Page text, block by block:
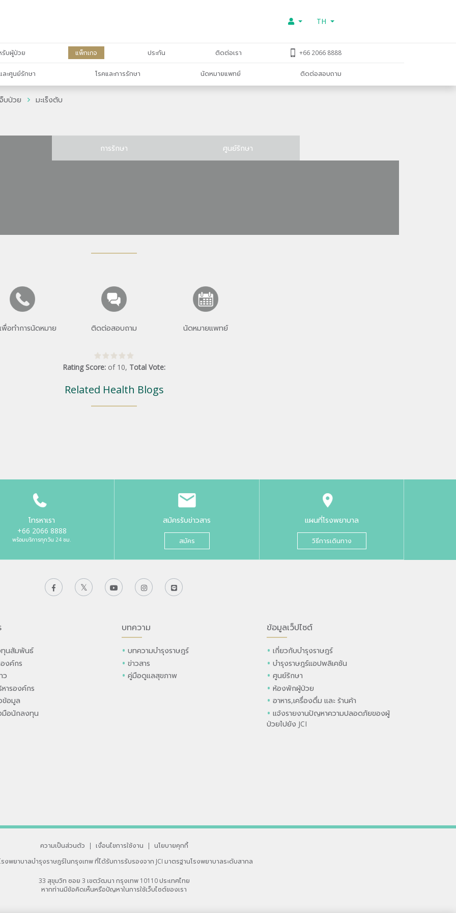
TH
รับผู้ป่วย แพ็กเกจ ประกัน ติดต่อเรา +66 2066 8888
ะศูนย์รักษา โรคและการรักษา นัดหมายแพทย์ ติดต่อสอบถาม
จ็บป่วย มะเร็งตับ
การรักษา ศูนย์รักษา
พื่อทำการนัดหมาย ติดต่อสอบถาม นัดหมายแพทย์
Rating Score: of 10, Total Vote:
Related Health Blogs
โทรหาเรา
+66 2066 8888
พร้อมบริการทุกวัน 24 ชม.
สมัครรับข่าวสาร
สมัคร
แผนที่โรงพยาบาล
วิธีการเดินทาง
นสัมพันธ์
งค์กร
ว
หารองค์กร
ข้อมูล
มือนักลงทุน
บทความ
บทความบำรุงราษฎร์
ข่าวสาร
คู่มือดูแลสุขภาพ
ข้อมูลเว็ปไซต์
เกี่ยวกับบำรุงราษฎร์
บำรุงราษฎร์แอปพลิเคชัน
ศูนย์รักษา
ห้องพักผู้ป่วย
อาหาร,เครื่องดื่ม และ ร้านค้า
แจ้งรายงานปัญหาความปลอดภัยของผู้
ป่วยไปยัง JCI
ความเป็นส่วนตัว | เงื่อนไขการใช้งาน |
นโยบายคุกกี้
งพยาบาลบำรุงราษฎร์ในกรุงเทพที่ได้รับการรับรองจาก JCI มาตรฐานโรงพยาบาลระดับสากล
33 สุขุมวิท ซอย 3 เขตวัฒนา กรุงเทพ 10110 ประเทศไทย
หากท่านมีข้อคิดเห็นหรือปัญหาในการใช้เว็บไซต์ของเรา